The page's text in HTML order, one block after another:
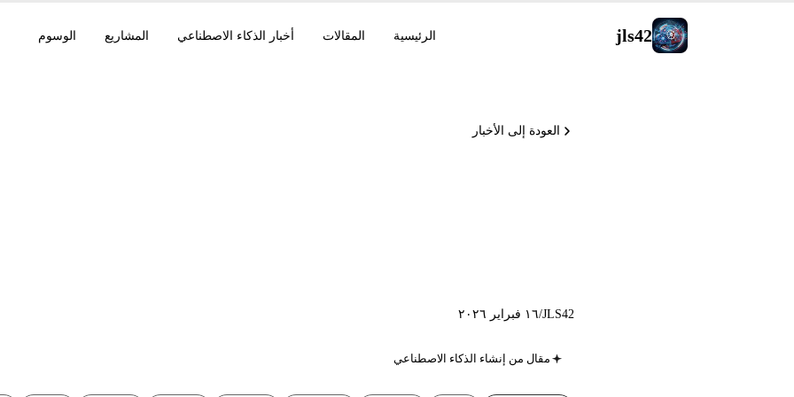
jls42 الرئيسية المقالات أخبار الذكاء الاصطناعي المشاريع الوسوم
العودة إلى الأخبار
JLS42
/١٦ فبراير ٢٠٢٦
مقال من إنشاء الذكاء الاصطناعي